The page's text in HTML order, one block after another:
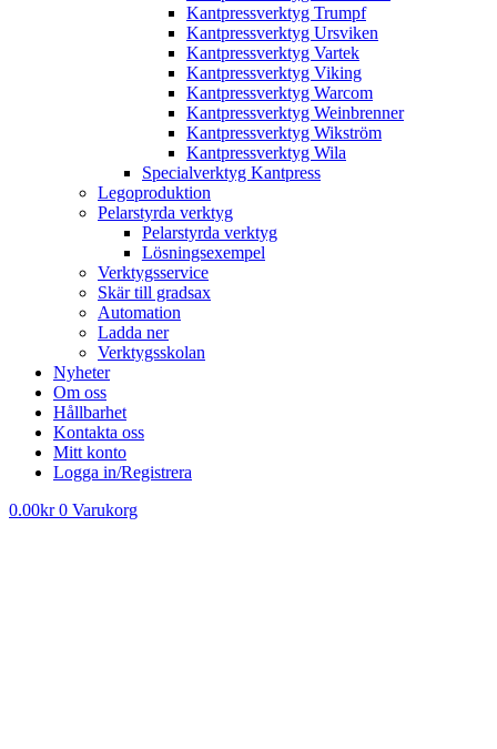
Kantpressverktyg Trumpf
Kantpressverktyg Ursviken
Kantpressverktyg Vartek
Kantpressverktyg Viking
Kantpressverktyg Warcom
Kantpressverktyg Weinbrenner
Kantpressverktyg Wikström
Kantpressverktyg Wila
Specialverktyg Kantpress
Legoproduktion
Pelarstyrda verktyg
Pelarstyrda verktyg
Lösningsexempel
Verktygsservice
Skär till gradsax
Automation
Ladda ner
Verktygsskolan
Nyheter
Om oss
Hållbarhet
Kontakta oss
Mitt konto
Logga in/Registrera
0.00kr 0 Varukorg